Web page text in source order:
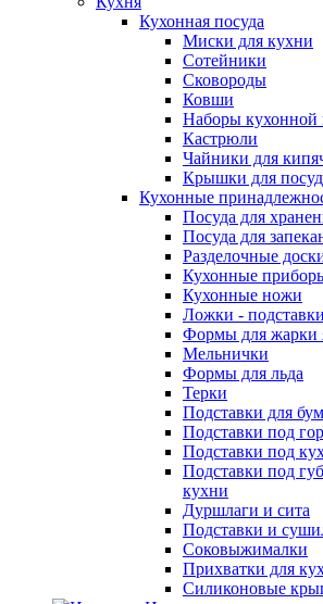
Кухонная посуда
Миски для кухни
Сотейники
Сковороды
Ковши
Наборы кухонной
Кастрюли
Чайники для
Крышки для
Кухонные
Посуда для
Посуда для
Разделочные
Кухонные
Кухонные ножи
Ложки - подставки
Формы для жарки
Мельнички
Формы для льда
Терки
Подставки для
Подставки под
Подставки под
Подставки под
кухни
Дуршлаги и сита
Подставки и
Соковыжималки
Прихватки для
Силиконовые